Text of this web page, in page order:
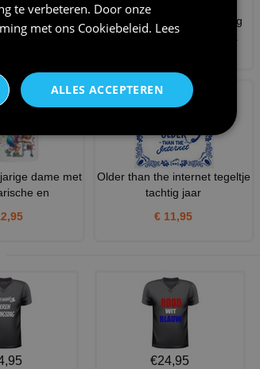
voor 80 jarige
humor ki
Koffiemok 80ste verjaardag
opa oma leuk cadeau gra
dame met
en
Older than the internet tegeltje
tachtig jaar
€ 11,95
€24,95
te verbeteren. Door onze
met ons Cookiebeleid. Lees
ALLES ACCEPTEREN